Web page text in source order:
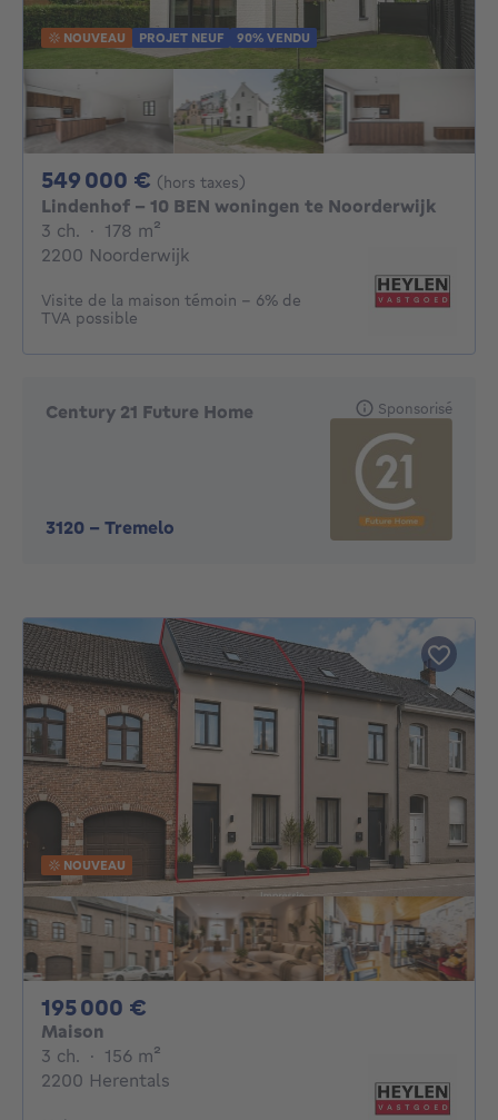
NOUVEAU PROJET NEUF 90% VENDU
549 000 € 549000€
(hors taxes)
Lindenhof - 10 BEN woningen te Noorderwijk
3 ch. 3 chambres
· 178 m²
2200 Noorderwijk
Visite de la maison témoin - 6% de
TVA possible
Century 21 Future Home
3120 - Tremelo
Sponsorisé
NOUVEAU
195 000 €
Maison
3 ch. 3 chambres
· 156 m²
2200 Herentals